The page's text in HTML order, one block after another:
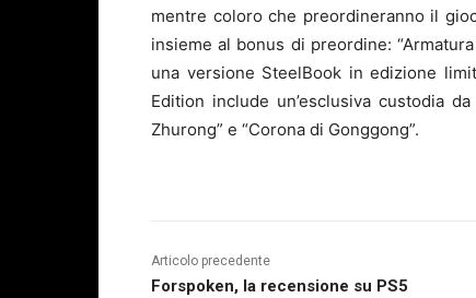
mentre coloro che preordineranno il
insieme al bonus di preordine:
una versione SteelBook in edizione
Edition include un’esclusiva custodia
Zhurong” e “Corona di Gonggong”.
Articolo precedente
Forspoken, la recensione su PS5